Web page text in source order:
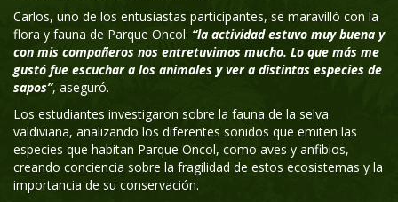
Carlos, uno de los entusiastas participantes, se maravilló con la
flora y fauna de Parque Oncol: “la actividad estuvo muy buena y
con mis compañeros nos entretuvimos mucho. Lo que más me
gustó fue escuchar a los animales y ver a distintas especies de
sapos”, aseguró.
Los estudiantes investigaron sobre la fauna de la selva
valdiviana, analizando los diferentes sonidos que emiten las
especies que habitan Parque Oncol, como aves y anfibios,
creando conciencia sobre la fragilidad de estos ecosistemas y la
importancia de su conservación.